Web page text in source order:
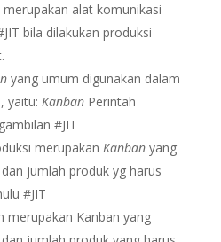
merupakan alat komunikasi
bila dilakukan produksi
yang umum digunakan dalam
yaitu: Kanban Perintah
#JIT
merupakan Kanban yang
jumlah produk yg harus
#JIT
merupakan Kanban yang